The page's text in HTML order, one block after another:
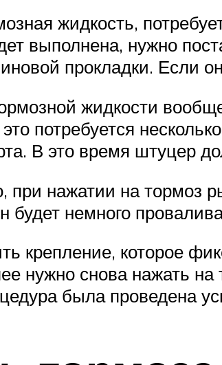
жидкость,
выполнена, нужно
прокладки. Если
жидкости
потребуется
В это время штуцер
при нажатии на тормоз
будет немного
крепление, которое
нужно снова нажать
была проведена